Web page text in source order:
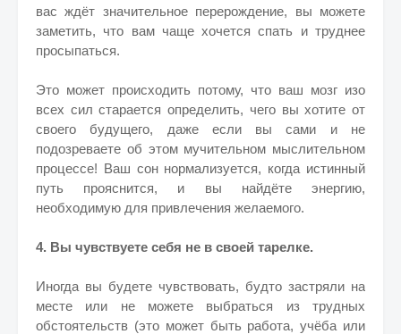
вас ждёт значительное перерождение, вы можете
заметить, что вам чаще хочется спать и труднее
просыпаться.
Это может происходить потому, что ваш мозг изо
всех сил старается определить, чего вы хотите от
своего будущего, даже если вы сами и не
подозреваете об этом мучительном мыслительном
процессе! Ваш сон нормализуется, когда истинный
путь прояснится, и вы найдёте энергию,
необходимую для привлечения желаемого.
4. Вы чувствуете себя не в своей тарелке.
Иногда вы будете чувствовать, будто застряли на
месте или не можете выбраться из трудных
обстоятельств (это может быть работа, учёба или